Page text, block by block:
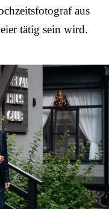
aus
tätig sein wird.